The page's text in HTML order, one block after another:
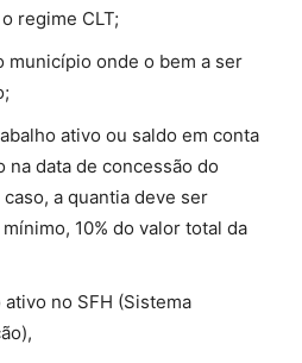
regime CLT;
município onde o bem a ser
ativo ou saldo em conta
na data de concessão do
a quantia deve ser
10% do valor total da
no SFH (Sistema